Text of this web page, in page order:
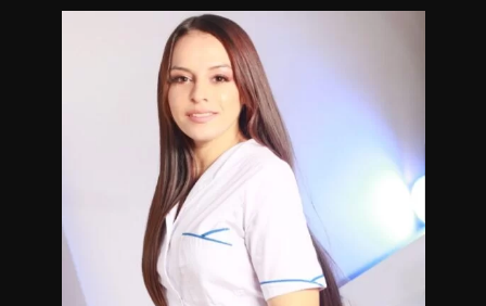
Contamos con todas las medidas de higiene preventivas
contra el covid.
Me manejo con reservas de tunos anticipadas.
Masajistas Terapéuticas en Martínez